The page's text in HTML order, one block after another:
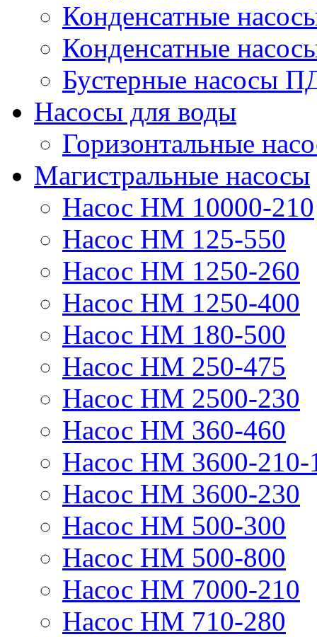
Конденсатные
Конденсатные
Бустерные насосы
Насосы для воды
Горизонтальные
Магистральные насосы
Насос НМ 10000-210
Насос НМ 125-550
Насос НМ 1250-260
Насос НМ 1250-400
Насос НМ 180-500
Насос НМ 250-475
Насос НМ 2500-230
Насос НМ 360-460
Насос НМ 3600-210-
Насос НМ 3600-230
Насос НМ 500-300
Насос НМ 500-800
Насос НМ 7000-210
Насос НМ 710-280